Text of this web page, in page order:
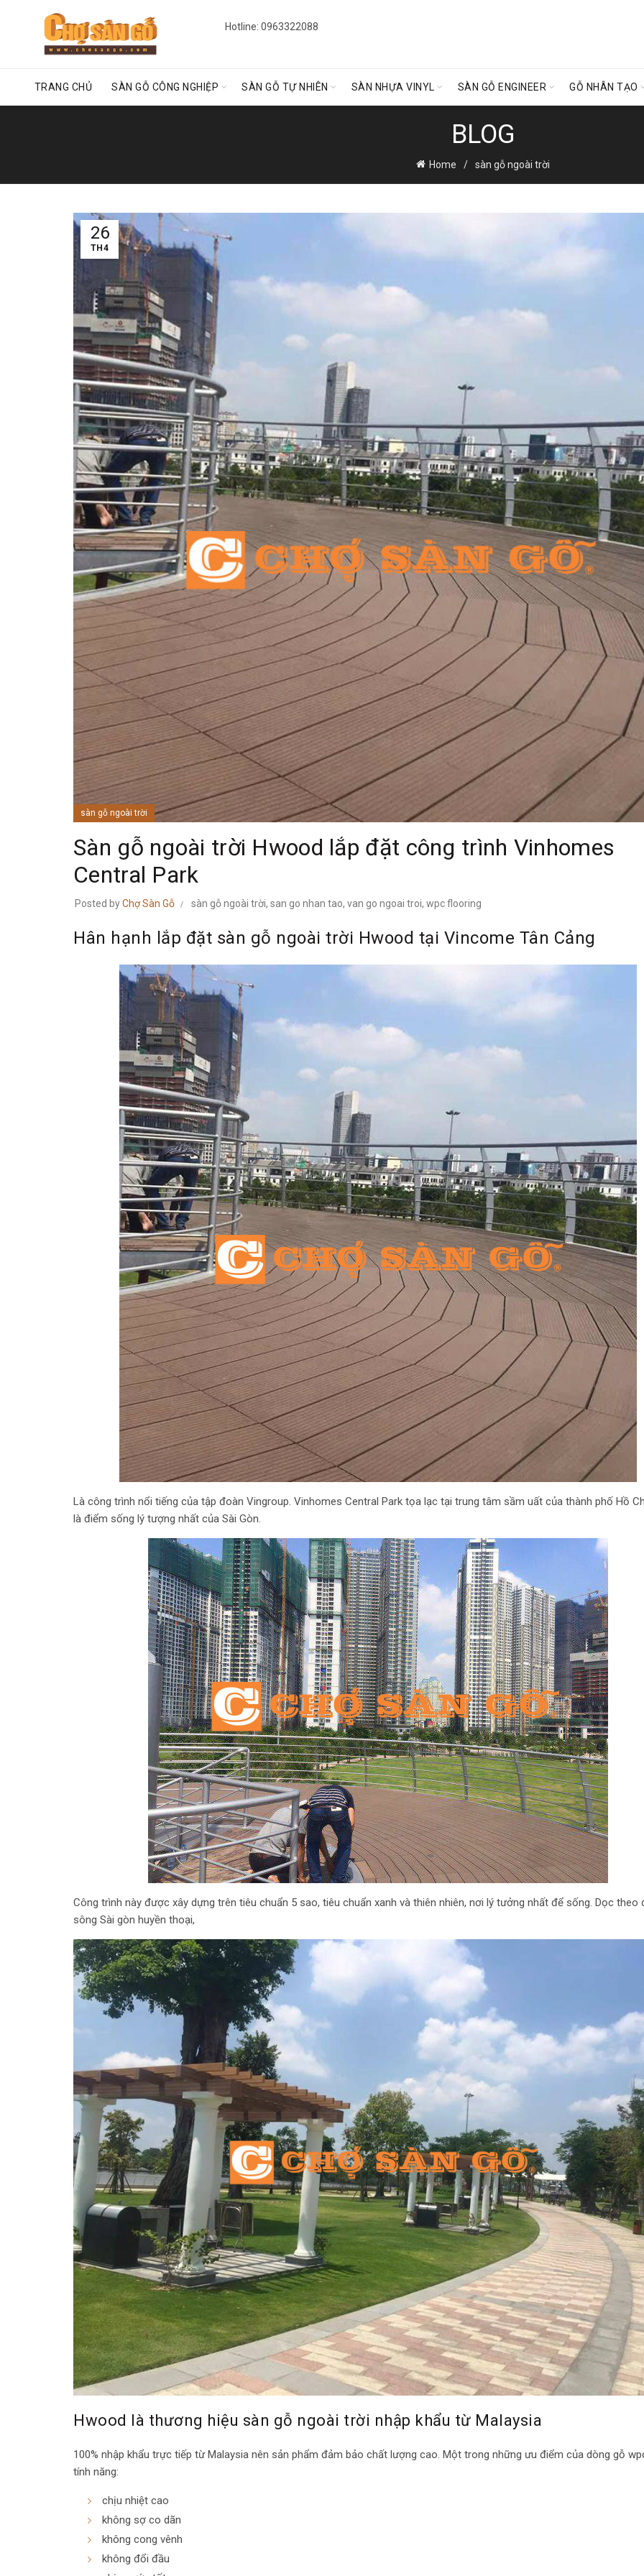
Hotline: 0963322088
TRANG CHỦ SÀN GỖ CÔNG NGHIỆP SÀN GỖ TỰ NHIÊN SÀN NHỰA VINYL SÀN GỖ ENGINEER GỖ NHÂN TẠO
BLOG
Home sàn gỗ ngoài trời
26
TH4
sàn gỗ ngoài trời
Sàn gỗ ngoài trời Hwood lắp đặt công trình Vinhomes
Central Park
Posted byChợ Sàn Gỗ sàn gỗ ngoài trời, san go nhan tao, van go ngoai troi, wpc flooring
Hân hạnh lắp đặt sàn gỗ ngoài trời Hwood tại Vincome Tân Cảng
Là công trình nổi tiếng của tập đoàn Vingroup. Vinhomes Central Park tọa lạc tại trung tâm sầm uất của thành phố Hồ
là điểm sống lý tượng nhất của Sài Gòn.
Công trình này được xây dựng trên tiêu chuẩn 5 sao, tiêu chuẩn xanh và thiên nhiên, nơi lý tưởng nhất để sống. Dọc theo
sông Sài gòn huyền thoại,
Hwood là thương hiệu sàn gỗ ngoài trời nhập khẩu từ Malaysia
100% nhập khẩu trực tiếp từ Malaysia nên sản phẩm đảm bảo chất lượng cao. Một trong những ưu điểm của dòng gỗ
tính năng:
chịu nhiệt cao
không sợ co dãn
không cong vênh
không đổi đầu